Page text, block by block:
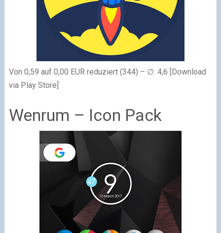
Von 0,59 auf 0,00 EUR reduziert (344) – ∅: 4,6 [Download
via Play Store]
Wenrum – Icon Pack